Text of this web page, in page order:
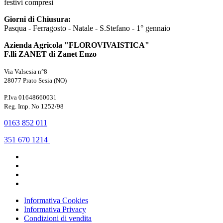
festivi compresi
Giorni di Chiusura:
Pasqua - Ferragosto - Natale - S.Stefano - 1° gennaio
Azienda Agricola "FLOROVIVAISTICA"
F.lli ZANET di Zanet Enzo
Via Valsesia n°8
28077 Prato Sesia (NO)
P.Iva 01648660031
Reg. Imp. No 1252/98
0163 852 011
351 670 1214
Informativa Cookies
Informativa Privacy
Condizioni di vendita